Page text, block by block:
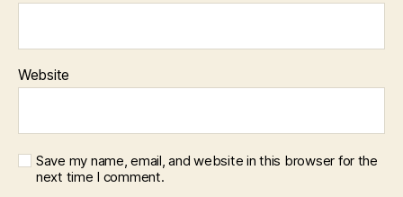
Website
Save my name, email, and website in this browser for the
next time I comment.